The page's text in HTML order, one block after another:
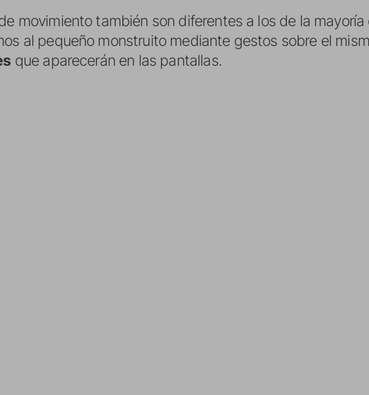
movimiento también son diferentes a los de la
al pequeño monstruito mediante gestos sobre el
que aparecerán en las pantallas.